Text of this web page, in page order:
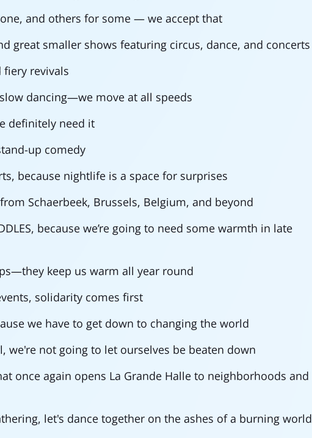
and others for some — we accept that
great smaller shows featuring circus, dance, and concerts
fiery revivals
dancing—we move at all speeds
definitely need it
up comedy
because nightlife is a space for surprises
Schaerbeek, Brussels, Belgium, and beyond
because we’re going to need some warmth in late
keep us warm all year round
solidarity comes first
we have to get down to changing the world
we're not going to let ourselves be beaten down
once again opens La Grande Halle to neighborhoods and
let's dance together on the ashes of a burning world